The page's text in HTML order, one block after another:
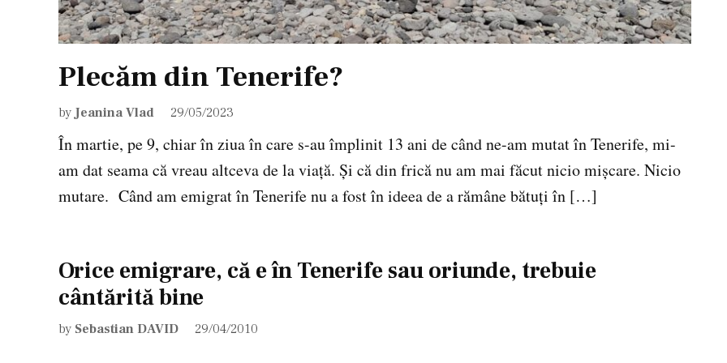
Plecăm din Tenerife?
by Jeanina Vlad 29/05/2023
În martie, pe 9, chiar în ziua în care s-au împlinit 13 ani de când ne-am mutat în Tenerife, mi-
am dat seama că vreau altceva de la viață. Și că din frică nu am mai făcut nicio mișcare. Nicio
mutare. Când am emigrat în Tenerife nu a fost în ideea de a rămâne bătuți în […]
Orice emigrare, că e în Tenerife sau oriunde, trebuie
cântărită bine
by Sebastian DAVID 29/04/2010